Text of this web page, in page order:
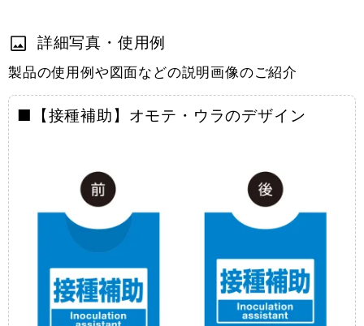
詳細写真・使用例
製品の使用例や図面などの説明画像のご紹介
■【接種補助】オモテ・ウラのデザイン